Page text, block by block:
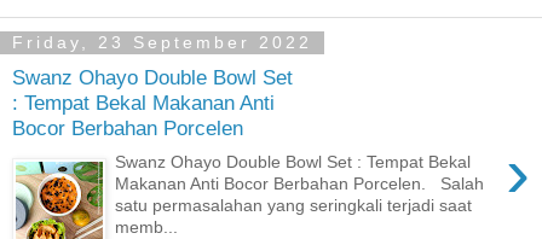
Friday, 23 September 2022
Swanz Ohayo Double Bowl Set
: Tempat Bekal Makanan Anti
Bocor Berbahan Porcelen
›
Swanz Ohayo Double Bowl Set : Tempat Bekal
Makanan Anti Bocor Berbahan Porcelen. Salah
satu permasalahan yang seringkali terjadi saat
memb...